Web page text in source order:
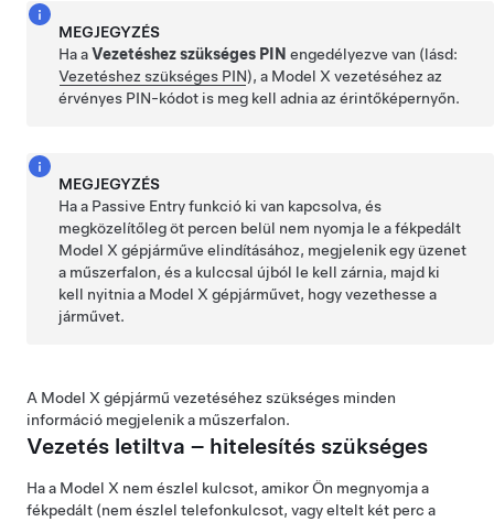
MEGJEGYZÉS
Ha aVezetéshez szükséges PIN engedélyezve van (lásd:
Vezetéshez szükséges PIN), a Model X vezetéséhez az
érvényes PIN-kódot is meg kell adnia az érintőképernyőn.
MEGJEGYZÉS
Ha a Passive Entry funkció ki van kapcsolva, és
megközelítőleg öt percen belül nem nyomja le a fékpedált
Model X gépjárműve elindításához, megjelenik egy üzenet
a műszerfalon, és a kulccsal újból le kell zárnia, majd ki
kell nyitnia a Model X gépjárművet, hogy vezethesse a
járművet.
A Model X gépjármű vezetéséhez szükséges minden
információ megjelenika műszerfalon.
Vezetés letiltva – hitelesítés szükséges
Ha a Model X nem észlel kulcsot, amikor Ön megnyomja a
fékpedált (nem észlel telefonkulcsot, vagy eltelt két perc a